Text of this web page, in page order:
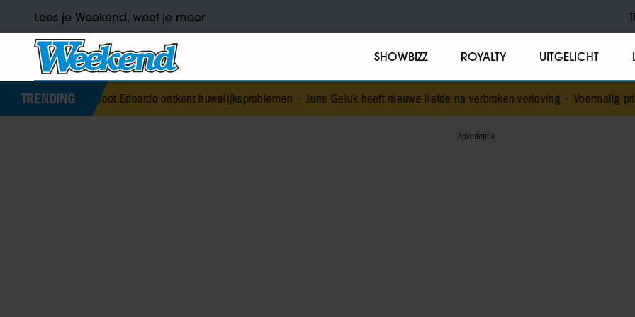
Lees je Weekend, weet je meer
SHOWBIZZ ROYALTY UITGELICHT
TRENDING
Edoardo ontkent huwelijksproblemen•Jurre Geluk heeft nieuwe liefde na verbroken verloving•Voormalig prins Andrew